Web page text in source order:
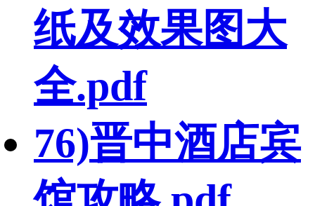
纸及效果图大
全.pdf
76)晋中酒店宾